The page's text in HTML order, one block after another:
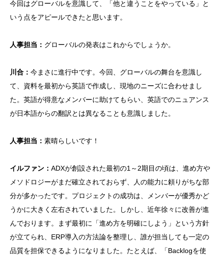
今回はグローバルを意識して、「他と違うことをやっている」と
いう点をアピールできたと思います。
人事担当： グローバルの発表はこれからでしょうか。
川合： 今まさに進行中です。今回、グローバルの舞台を意識し
て、資料を最初から英語で作成し、現地のニーズに合わせまし
た。英語が得意なメンバーに助けてもらい、英語でのニュアンス
が日本語からの翻訳とは異なることも意識しました。
人事担当： 素晴らしいです！
イルファン： ADXが創設された最初の1～2期目の頃は、進め方や
メソドロジーがまだ確立されておらず、人の能力に頼りがちな部
分が多かったです。プロジェクトの成功は、メンバーが優秀かど
うかに大きく左右されていました。しかし、近年徐々に改善が進
んでおります。まず最初に「進め方を明確にしよう」という方針
が立てられ、ERP導入の方法論を整理し、誰が担当しても一定の
品質を担保できるようになりました。たとえば、「Backlogを使